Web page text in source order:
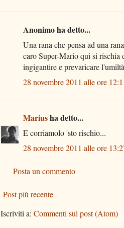
Anonimo ha detto...
Una rana che pensa ad una
caro Super-Mario qui si rischia
ingigantire e prevaricare
28 novembre 2011 alle ore
Mariusha detto...
E corriamolo 'sto rischio...
28 novembre 2011 alle ore
Posta un commento
Post più recente
Iscriviti a: Commenti sul post (Atom)